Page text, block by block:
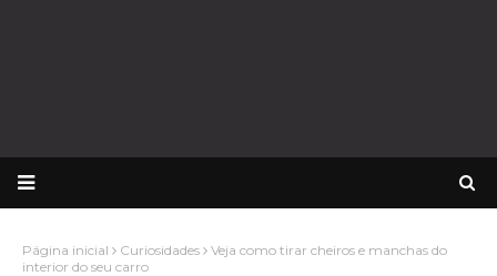
Página inicial Curiosidades
Veja como tirar cheiros e manchas do
interior do seu carro